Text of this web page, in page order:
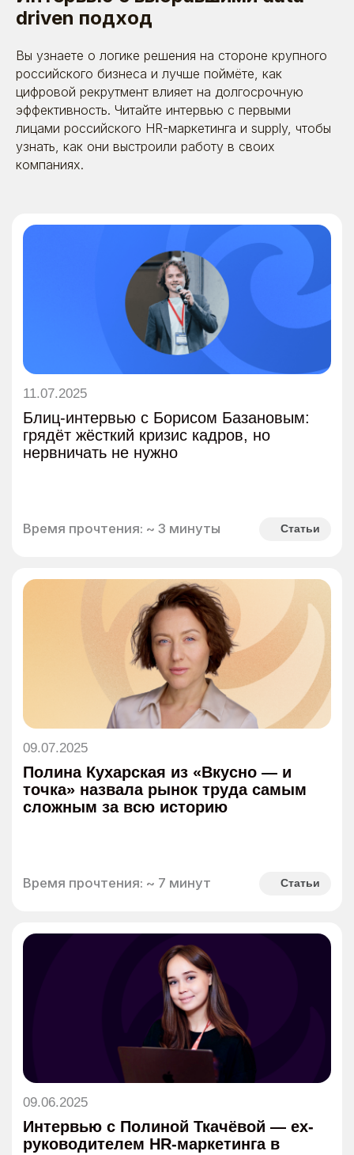
driven подход
Вы узнаете о логике решения на стороне крупного
российского бизнеса и лучше поймёте, как
цифровой рекрутмент влияет на долгосрочную
эффективность. Читайте интервью с первыми
лицами российского HR-маркетинга и supply, чтобы
узнать, как они выстроили работу в своих
компаниях.
г. Москва, Духовской пер., д. 17,
эт. 1, пом. V
8 (495) 642-59-95
Пользовательское
© 2026. Все права защищены | ООО «Бета
info@betaonline.ru